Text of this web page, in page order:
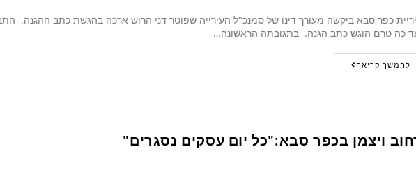
כפר סבא ביקשה מעורך דינו של סמנכ"ל העירייה שפוטר דני הרוש ארכה בהגשת כתב ההגנה.
כה טרם הוגש כתב הגנה. בתגובתה הראשונה…
להמשך קריאה
ויצמן בכפר סבא:"כל יום עסקים נסגרים"